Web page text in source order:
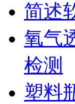
简述
氧气
检测
塑料